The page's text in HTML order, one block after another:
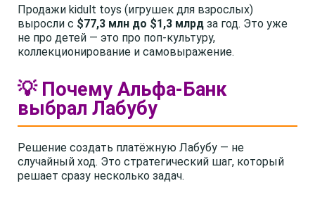
Продажи kidult toys (игрушек для взрослых)
выросли с $77,3 млн до $1,3 млрд за год. Это уже
не про детей — это про поп-культуру,
коллекционирование и самовыражение.
💡 Почему Альфа-Банк
выбрал Лабубу
Решение создать платёжную Лабубу — не
случайный ход. Это стратегический шаг, который
решает сразу несколько задач.